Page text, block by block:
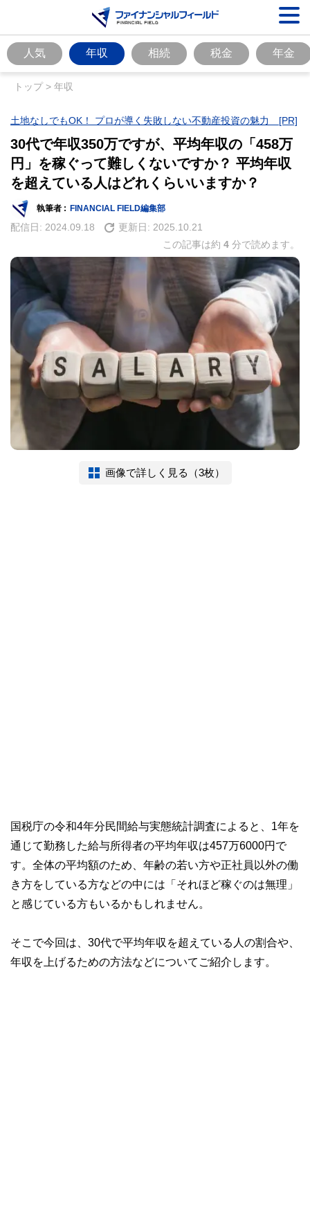
人気 年収 相続 税金 年金
トップ> 年収
土地なしでもOK！ プロが導く失敗しない不動産投資の魅力 [PR]
30代で年収350万ですが、平均年収の「458万
円」を稼ぐって難しくないですか？ 平均年収
を超えている人はどれくらいいますか？
執筆者 : FINANCIAL FIELD編集部
配信日: 2024.09.18 更新日: 2025.10.21
この記事は約 4 分で読めます。
画像で詳しく見る（3枚）
国税庁の令和4年分民間給与実態統計調査によると、1年を
通じて勤務した給与所得者の平均年収は457万6000円で
す。全体の平均額のため、年齢の若い方や正社員以外の働
き方をしている方などの中には「それほど稼ぐのは無理」
と感じている方もいるかもしれません。
そこで今回は、30代で平均年収を超えている人の割合や、
年収を上げるための方法などについてご紹介します。